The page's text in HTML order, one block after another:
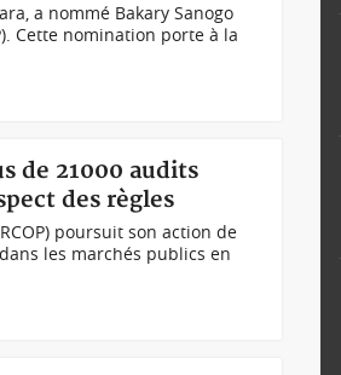
a nommé Bakary Sanogo
Cette nomination porte à la
de 21000 audits
des règles
poursuit son action de
les marchés publics en